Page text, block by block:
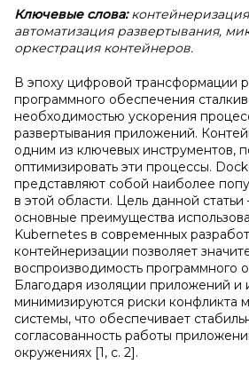
Ключевые слова:
автоматизация развертывания,
оркестрация контейнеров.
В эпоху цифровой трансформации
программного обеспечения
необходимостью ускорения
развертывания приложений.
одним из ключевых инструментов,
оптимизировать эти процессы.
представляют собой наиболее
в этой области. Цель данной
основные преимущества
Kubernetes в современных
контейнеризации позволяет
воспроизводимость программного
Благодаря изоляции приложений и
минимизируются риски конфликта
системы, что обеспечивает
согласованность работы
окружениях [1, с. 2].